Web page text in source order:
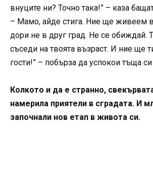
внуците ни? Точно така!” – каза
– Мамо, айде стига. Ние ще живеем в
дори не в друг град. Не се обиждай.
съседи на твоята възраст. И ние ще
гости!” – побърза да успокои тъща си
Колкото и да е странно,
намерила приятели в сградата. И
започнали нов етап в живота си.